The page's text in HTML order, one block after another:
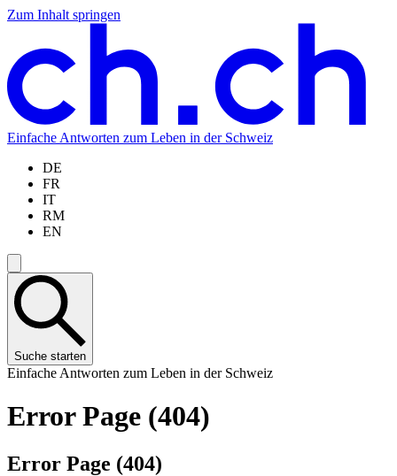
Zum Inhalt springen
Zum
springen
Zur
springen
Zur
springen
Zur
springen
Einfache Antworten zum Leben in der Schweiz
DE
FR
IT
RM
EN
Suche starten
Einfache Antworten zum Leben in der Schweiz
Error Page (404)
Error Page (404)